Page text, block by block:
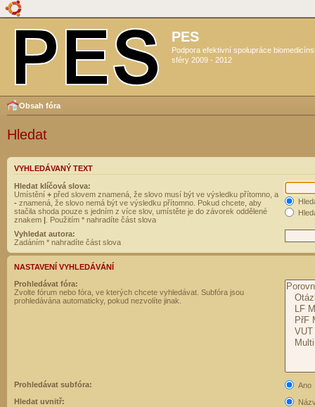
PES
Podpora efektivní spolupráce
sféry 2009 - 2012
Obsah fóra
Hledat
VYHLEDÁVANÝ TEXT
Hledat klíčová slova:
Umístění + před slovem znamená, že slovo musí být ve výsledku přítomno, a
- znamená, že slovo nemá být ve výsledku přítomno. Pokud chcete, aby
stačila shoda pouze s jedním z více slov, umístěte je do závorek oddělené
znakem | . Použitím * nahradíte část slova
Vyhledat autora:
Zadáním * nahradíte část slova
NASTAVENÍ VYHLEDÁVÁNÍ
Prohledávat fóra:
Zvolte fórum nebo fóra, ve kterých chcete vyhledávat. Subfóra jsou
prohledávána automaticky, pokud nezvolíte jinak.
Prohledávat subfóra:
Ano
Hledat uvnitř: